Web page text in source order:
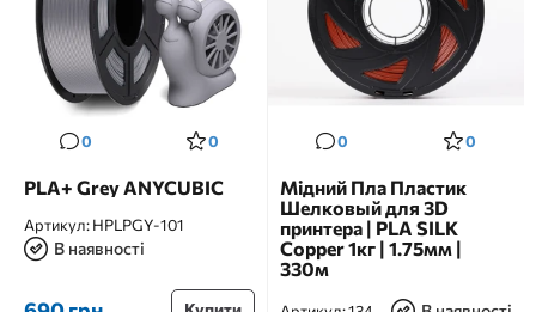
0 0
PLA+ Grey ANYCUBIC
Артикул:HPLPGY-101
В наявності
0 0
Мідний Пла Пластик
Шелковый для 3D
принтера | PLA SILK
Copper 1кг | 1.75мм |
330м